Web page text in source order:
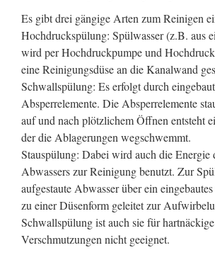
Es gibt drei gängige Arten zum Reinigen
Hochdruckspülung: Spülwasser (z.B. aus
wird per Hochdruckpumpe und
eine Reinigungsdüse an die Kanalwand
Schwallspülung: Es erfolgt durch
Absperrelemente. Die Absperrelemente
auf und nach plötzlichem Öffnen entsteht
der die Ablagerungen wegschwemmt.
Stauspülung: Dabei wird auch die Energie
Abwassers zur Reinigung benutzt. Zur
aufgestaute Abwasser über ein
zu einer Düsenform geleitet zur
Schwallspülung ist auch sie für hartnäckige
Verschmutzungen nicht geeignet.